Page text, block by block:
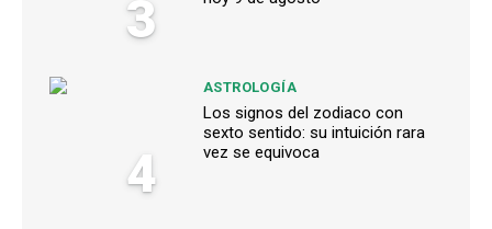
3
4
ASTROLOGÍA
Los signos del zodiaco con
sexto sentido: su intuición rara
vez se equivoca